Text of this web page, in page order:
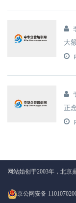
大
正
网站始创于2003年，北京
京公网安备